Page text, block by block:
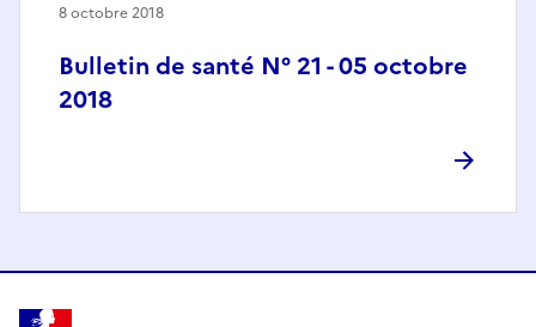
Bulletin de santé N° 21 - 05 octobre
2018
8 octobre 2018